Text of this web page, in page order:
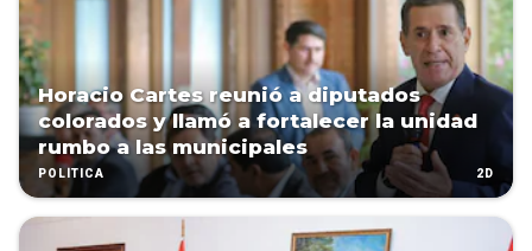
Horacio Cartes reunió a diputados
colorados y llamó a fortalecer la unidad
rumbo a las municipales
POLÍTICA 2D